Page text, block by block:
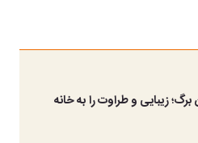
زیبایی و طراوت را به خانه